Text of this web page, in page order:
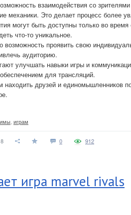
взаимодействия со
механики. Это делает процесс более
могут быть доступны только во время
что-то уникальное.
возможность проявить свою
аудиторию.
улучшать навыки игры и
для трансляций.
друзей и единомышленников
играм
0 912
игра marvel rivals